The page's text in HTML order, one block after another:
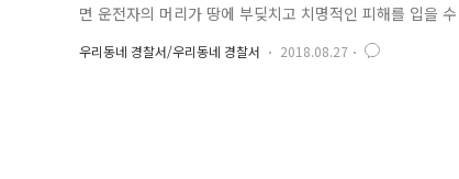
면 운전자의 머리가 땅에 부딪치고 치명적인 피해를 입을
운전을 하다보니 사고 시 인명피해가 높아 각별한 주의가
속 뿐만 아니라 배달 업체를 직접 방문해 종업원에 대한 현
우리동네 경찰서/우리동네 경찰서 2018.08.27